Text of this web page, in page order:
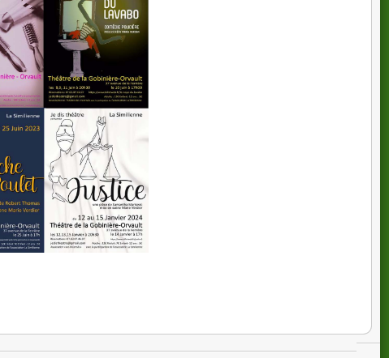
l'Abbé Guillard
de 67€
Studio, puis à Nantes au cours Aladin sous la
mon propre cours de théâtre à Nantes en 2000. En
variés, dont j'ai assuré la mise en scène.